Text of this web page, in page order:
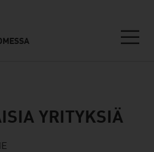
YRITYKSIÄ